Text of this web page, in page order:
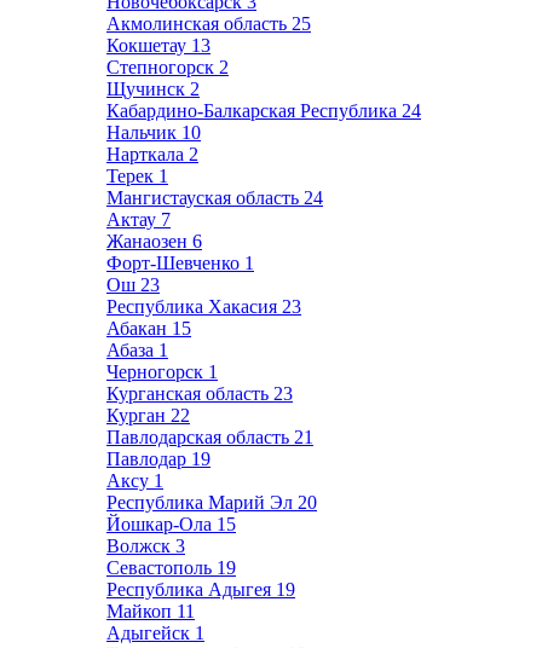
Акмолинская область 25
Кокшетау 13
Степногорск 2
Щучинск 2
Кабардино-Балкарская Республика 24
Нальчик 10
Нарткала 2
Терек 1
Мангистауская область 24
Актау 7
Жанаозен 6
Форт-Шевченко 1
Ош 23
Республика Хакасия 23
Абакан 15
Абаза 1
Черногорск 1
Курганская область 23
Курган 22
Павлодарская область 21
Павлодар 19
Аксу 1
Республика Марий Эл 20
Йошкар-Ола 15
Волжск 3
Севастополь 19
Республика Адыгея 19
Майкоп 11
Адыгейск 1